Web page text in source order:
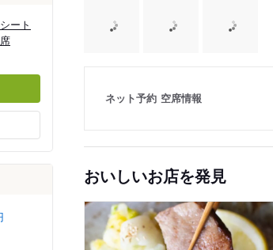
ート
ネット予約 空席情報
おいしいお店を発見